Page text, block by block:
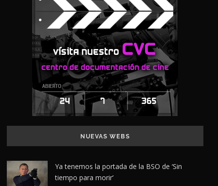
NUEVAS WEBS
Ya tenemos la portada de la BSO de ‘Sin
tiempo para morir’